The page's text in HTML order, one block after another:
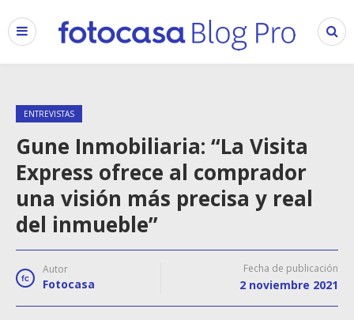
ENTREVISTAS
Gune Inmobiliaria: “La Visita
Express ofrece al comprador
una visión más precisa y real
del inmueble”
Autor
Fotocasa
Fecha de publicación
2 noviembre 2021